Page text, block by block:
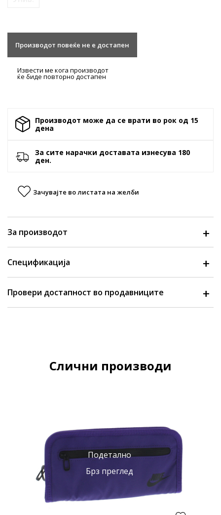
Производот повеќе не е достапен
Извести ме кога производот
ќе биде повторно достапен
Производот може да се врати во рок од 15
денa
За сите нарачки доставата изнесува 180
ден.
Зачувајте во листата на желби
За производот
Спецификација
Провери достапност во продавниците
Слични производи
Подетално
Брз преглед